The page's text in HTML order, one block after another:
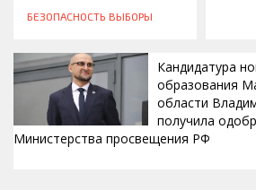
БЕЗОПАСНОСТЬ ВЫБОРЫ
Кандидатура
образования
области
получила
Министерства просвещения РФ